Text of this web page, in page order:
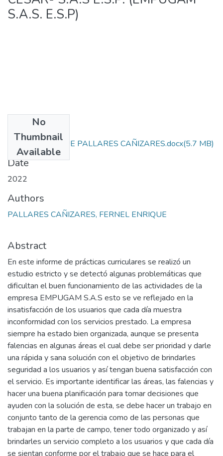
S.A.S. E.S.P)
No
Thumbnail
Available
FERNEL ENRIQUE PALLARES CAÑIZARES.docx(5.7 MB)
Date
2022
Authors
PALLARES CAÑIZARES, FERNEL ENRIQUE
Abstract
En este informe de prácticas curriculares se realizó un
estudio estricto y se detectó algunas problemáticas que
dificultan el buen funcionamiento de las actividades de la
empresa EMPUGAM S.A.S esto se ve reflejado en la
insatisfacción de los usuarios que cada día muestra
inconformidad con los servicios prestado. La empresa
siempre ha estado bien organizada, aunque se presenta
falencias en algunas áreas el cual debe ser prioridad y darle
una rápida y sana solución con el objetivo de brindarles
seguridad a los usuarios y así tengan buena satisfacción con
el servicio. Es importante identificar las áreas, las falencias y
hacer una buena planificación para tomar decisiones que
ayuden con la solución de esta, se debe hacer un trabajo en
conjunto tanto de la gerencia como de las personas que
trabajan en la parte de campo, tener todo organizado y así
brindarles un servicio completo a los usuarios y que cada día
se sientan conforme por el trabajo que se hace para el